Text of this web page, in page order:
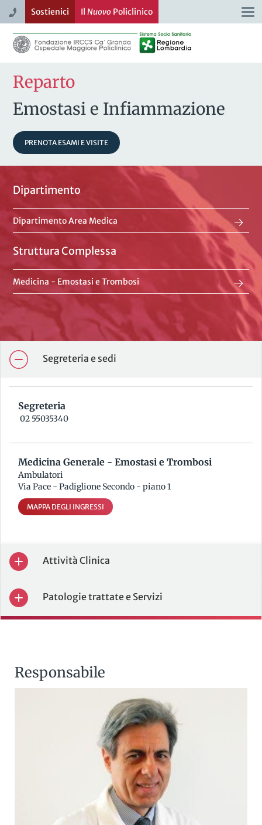
Sostienici Il NuovoPoliclinico
Reparto
Emostasi e Infiammazione
PRENOTA ESAMI E VISITE
Dipartimento
Dipartimento Area Medica
Struttura Complessa
Medicina - Emostasi e Trombosi
Segreteria e sedi
Segreteria
02 55035340
Medicina Generale - Emostasi e Trombosi
Ambulatori
Via Pace - Padiglione Secondo - piano 1
MAPPA DEGLI INGRESSI
Attività Clinica
Patologie trattate e Servizi
Responsabile